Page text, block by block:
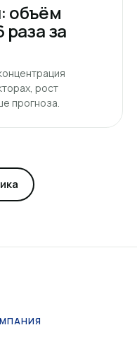
объём
раза за
рост
прогноза.